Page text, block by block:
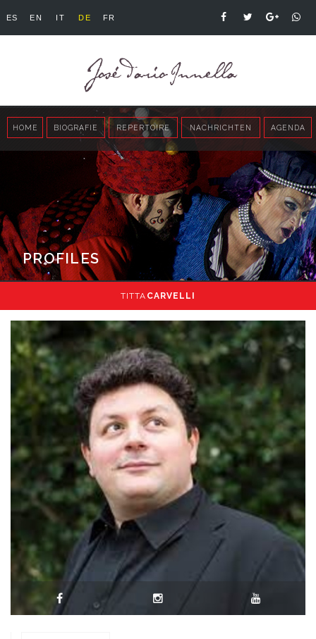
ES EN IT DE FR
HOME BIOGRAFIE REPERTOIRE NACHRICHTEN AGENDA
PROFILES
TITTA CARVELLI